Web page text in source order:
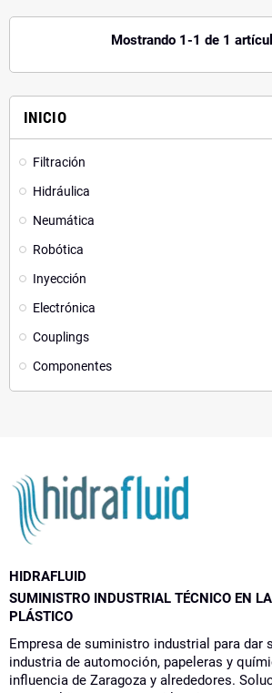
INICIO
Filtración
Hidráulica
Neumática
Robótica
Inyección
Electrónica
Couplings
Componentes
Mostrando 1-1 de 1
HIDRAFLUID
SUMINISTRO INDUSTRIAL TÉCNICO EN
PLÁSTICO
Empresa de suministro industrial para dar
industria de automoción, papeleras y
influencia de Zaragoza y alrededores.